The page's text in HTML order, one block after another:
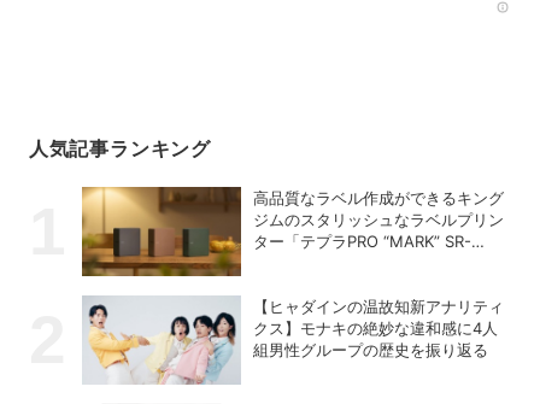
人気記事ランキング
高品質なラベル作成ができるキング
ジムのスタリッシュなラベルプリン
ター「テプラPRO “MARK” SR-
【ヒャダインの温故知新アナリティ
クス】モナキの絶妙な違和感に4人
組男性グループの歴史を振り返る